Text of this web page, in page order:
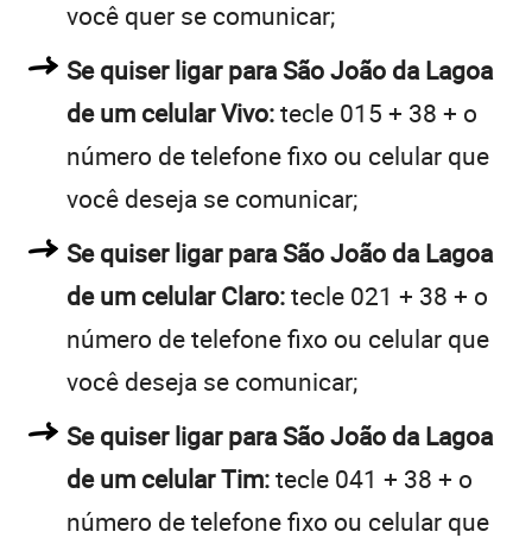
você quer se comunicar;
Se quiser ligar para São João da Lagoa
de um celular Vivo:tecle 015 + 38 + o
número de telefone fixo ou celular que
você deseja se comunicar;
Se quiser ligar para São João da Lagoa
de um celular Claro:tecle 021 + 38 + o
número de telefone fixo ou celular que
você deseja se comunicar;
Se quiser ligar para São João da Lagoa
de um celular Tim:tecle 041 + 38 + o
número de telefone fixo ou celular que